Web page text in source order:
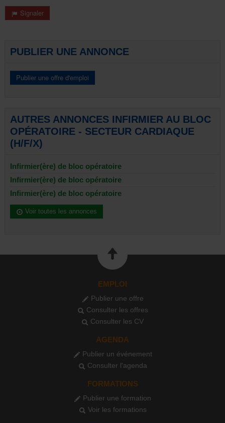
Signaler
PUBLIER UNE ANNONCE
AUTRES ANNONCES INFIRMIER AU BLOC
OPÉRATOIRE - SECTEUR CARDIAQUE
(H/F/X)
Infirmier(ère) de bloc opératoire
Infirmier(ère) de bloc opératoire
Infirmier(ère) de bloc opératoire
Voir toutes les annonces
EMPLOI
Publier une offre
Consulter les offres
Consulter les CV
AGENDA
Publier un événement
Consulter l'agenda
FORMATIONS
Publier une formation
Voir les formations